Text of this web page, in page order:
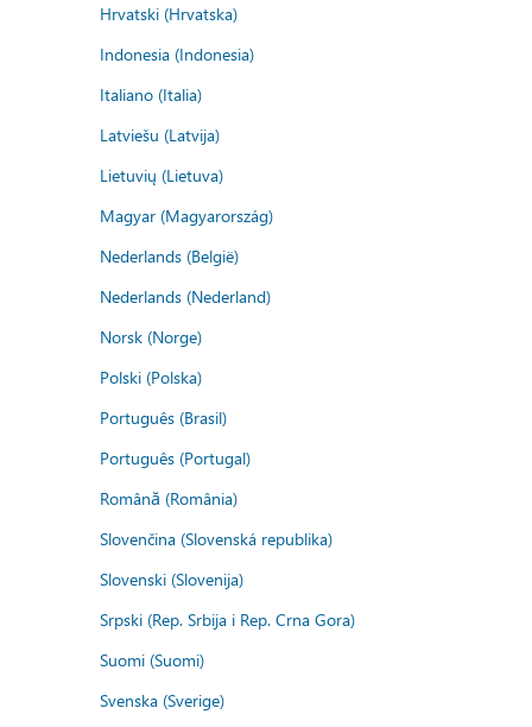
Hrvatski (Hrvatska)
Indonesia (Indonesia)
Italiano (Italia)
Latviešu (Latvija)
Lietuvių (Lietuva)
Magyar (Magyarország)
Nederlands (België)
Nederlands (Nederland)
Norsk (Norge)
Polski (Polska)
Português (Brasil)
Português (Portugal)
Română (România)
Slovenčina (Slovenská republika)
Slovenski (Slovenija)
Srpski (Rep. Srbija i Rep. Crna Gora)
Suomi (Suomi)
Svenska (Sverige)